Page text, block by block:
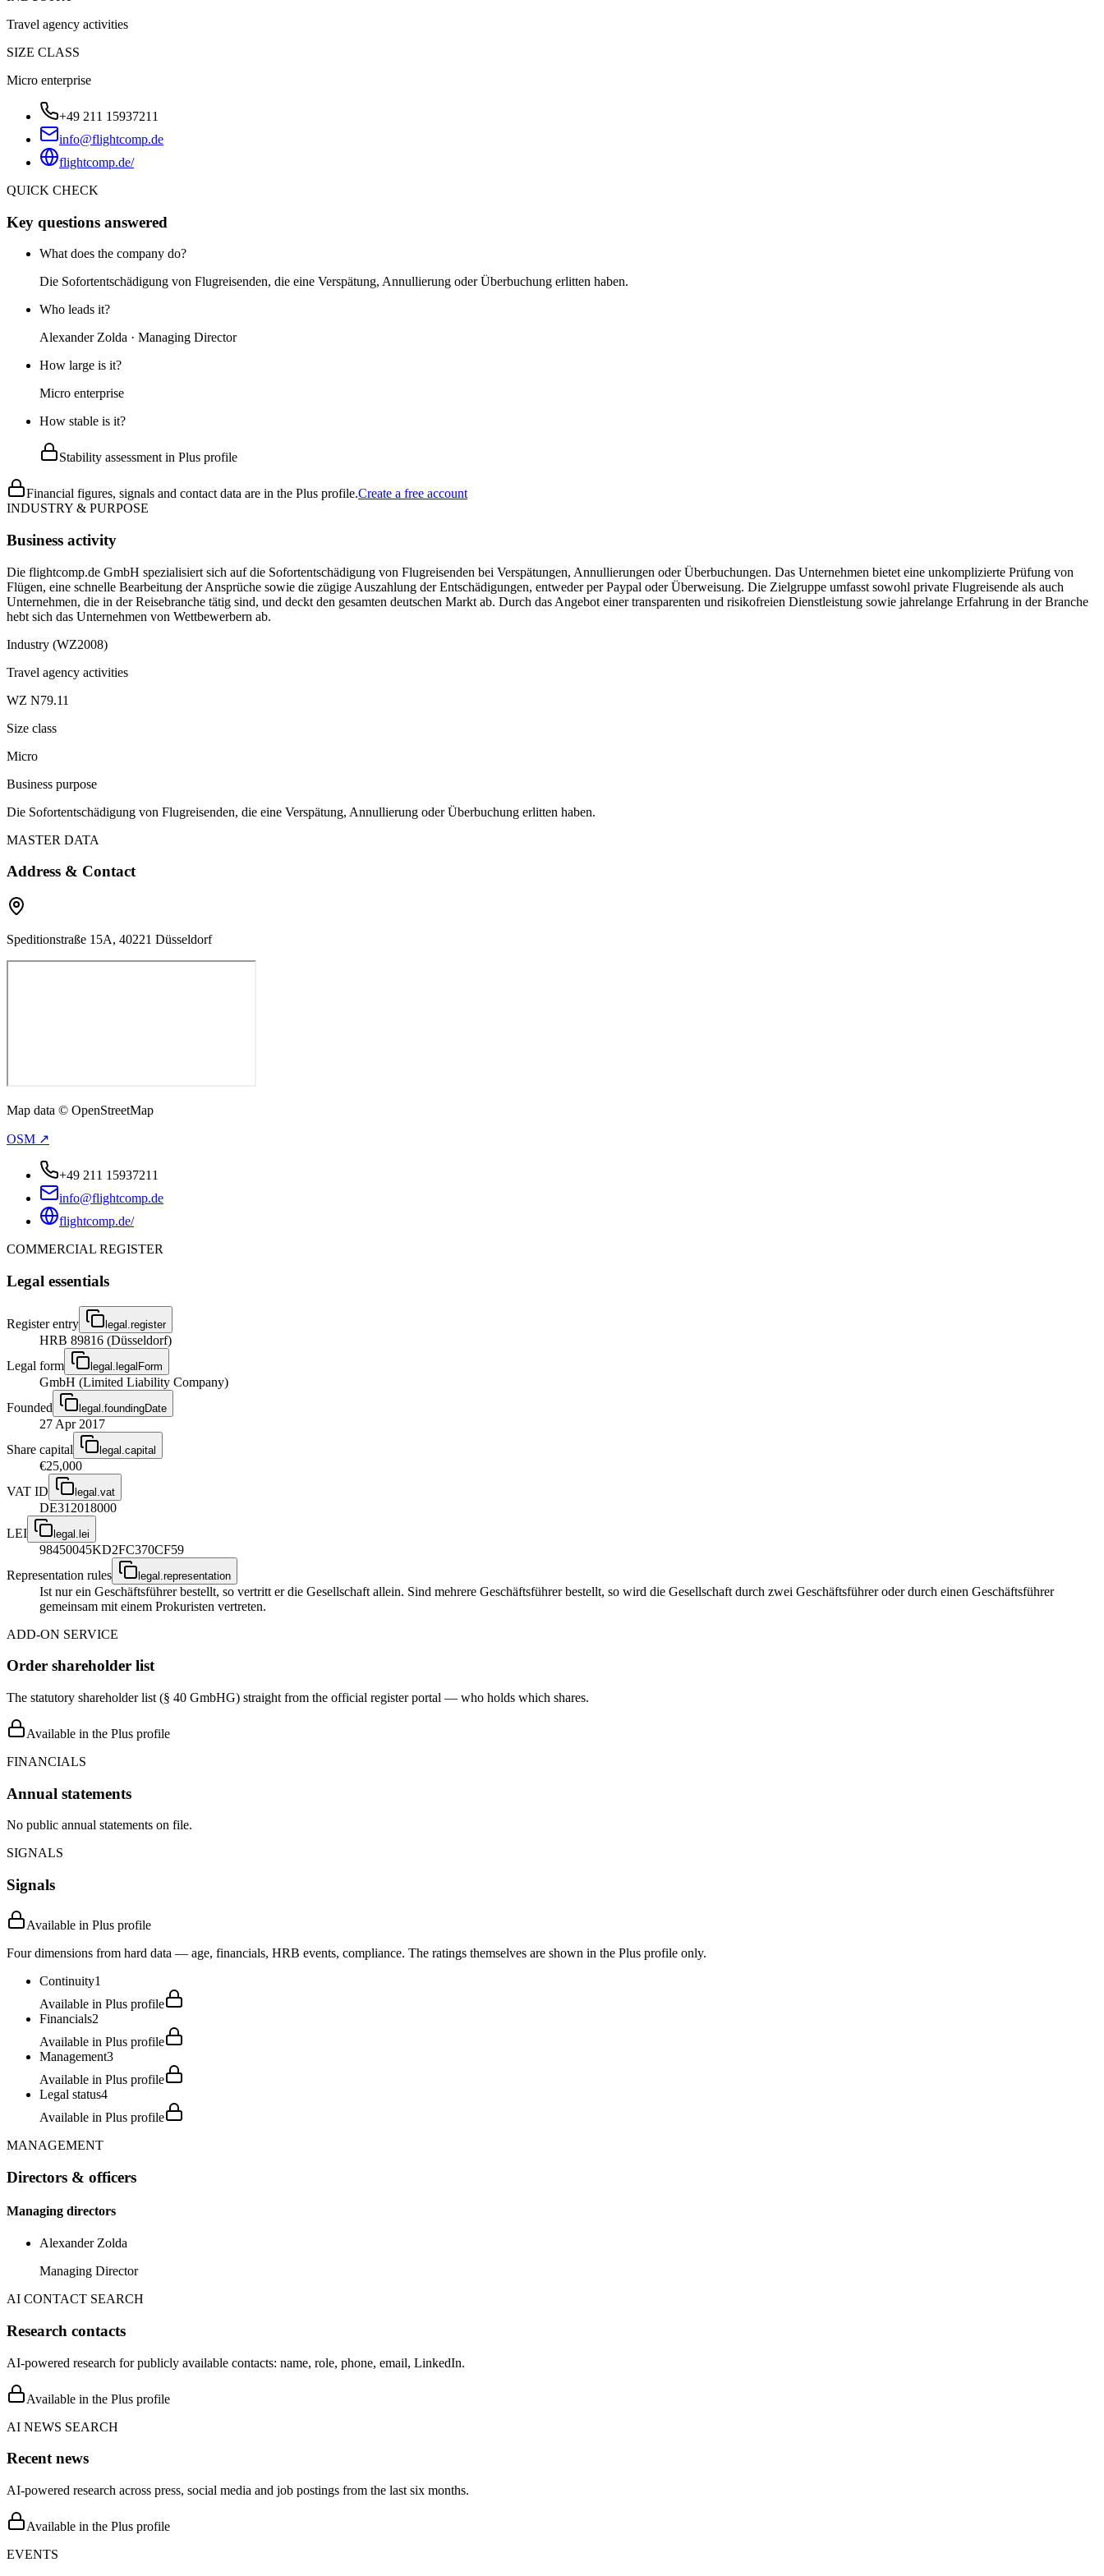
Travel agency activities
SIZE CLASS
Micro enterprise
+49 211 15937211
info@flightcomp.de
flightcomp.de/
QUICK CHECK
Key questions answered
What does the company do?
Die Sofortentschädigung von Flugreisenden, die eine Verspätung, Annullierung oder Überbuchung erlitten haben.
Who leads it?
Alexander Zolda · Managing Director
How large is it?
Micro enterprise
How stable is it?
Stability assessment in Plus profile
Financial figures, signals and contact data are in the Plus profile.Create a free account
INDUSTRY & PURPOSE
Business activity
Die flightcomp.de GmbH spezialisiert sich auf die Sofortentschädigung von Flugreisenden bei Verspätungen, Annullierungen oder Überbuchungen. Das Unternehmen bietet eine unkomplizierte Prüfung von
Flügen, eine schnelle Bearbeitung der Ansprüche sowie die zügige Auszahlung der Entschädigungen, entweder per Paypal oder Überweisung. Die Zielgruppe umfasst sowohl private Flugreisende als auch
Unternehmen, die in der Reisebranche tätig sind, und deckt den gesamten deutschen Markt ab. Durch das Angebot einer transparenten und risikofreien Dienstleistung sowie jahrelange Erfahrung in der Branche
hebt sich das Unternehmen von Wettbewerbern ab.
Industry (WZ2008)
Travel agency activities
WZ N79.11
Size class
Micro
Business purpose
Die Sofortentschädigung von Flugreisenden, die eine Verspätung, Annullierung oder Überbuchung erlitten haben.
MASTER DATA
Address & Contact
Speditionstraße 15A, 40221 Düsseldorf
Map data © OpenStreetMap
OSM ↗
+49 211 15937211
info@flightcomp.de
flightcomp.de/
COMMERCIAL REGISTER
Legal essentials
Register entry legal.register
HRB 89816 (Düsseldorf)
Legal form
legal.legalForm
GmbH (Limited Liability Company)
Founded
legal.foundingDate
27 Apr 2017
Share capital
legal.capital
€25,000
VAT ID
legal.vat
DE312018000
LEI
legal.lei
98450045KD2FC370CF59
Representation rules
legal.representation
Ist nur ein Geschäftsführer bestellt, so vertritt er die Gesellschaft allein. Sind mehrere Geschäftsführer bestellt, so wird die Gesellschaft durch zwei Geschäftsführer oder durch einen Geschäftsführer
gemeinsam mit einem Prokuristen vertreten.
ADD-ON SERVICE
Order shareholder list
The statutory shareholder list (§ 40 GmbHG) straight from the official register portal — who holds which shares.
Available in the Plus profile
FINANCIALS
Annual statements
No public annual statements on file.
SIGNALS
Signals
Available in Plus profile
Four dimensions from hard data — age, financials, HRB events, compliance. The ratings themselves are shown in the Plus profile only.
Continuity1
Available in Plus profile
Financials2
Available in Plus profile
Management3
Available in Plus profile
Legal status4
Available in Plus profile
MANAGEMENT
Directors & officers
Managing directors
Alexander Zolda
Managing Director
AI CONTACT SEARCH
Research contacts
AI-powered research for publicly available contacts: name, role, phone, email, LinkedIn.
Available in the Plus profile
AI NEWS SEARCH
Recent news
AI-powered research across press, social media and job postings from the last six months.
Available in the Plus profile
EVENTS